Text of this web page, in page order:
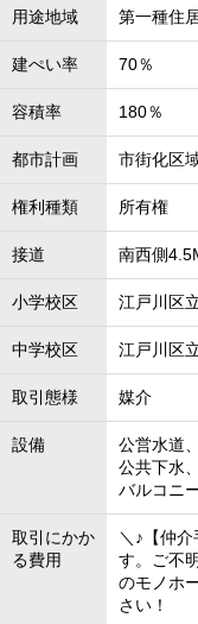
用途地域 第一種住
建ぺい率 70％
容積率 180％
都市計画 市街化区
権利種類 所有権
接道 南西側
小学校区 江戸川区
中学校区 江戸川区
取引態様 媒介
設備
公営水道
公共下水
バルコニ
取引にかか
る費用
＼♪【仲
す。ご不
のモノホ
さい！